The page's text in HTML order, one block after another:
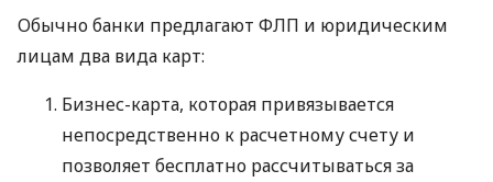
Обычно банки предлагают ФЛП и юридическим
лицам два вида карт:
Бизнес-карта, которая привязывается
непосредственно к расчетному счету и
позволяет бесплатно рассчитываться за